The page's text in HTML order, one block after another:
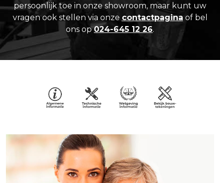
persoonlijk toe in onze showroom, maar kunt uw
vragen ook stellen via onze contactpagina of bel
ons op024-645 12 26.